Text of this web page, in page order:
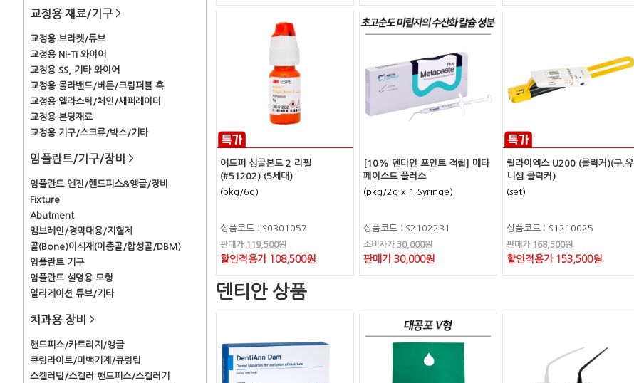
교정용 재료/기구 >
교정용 브라켓/튜브
교정용 Ni-Ti 와이어
교정용 SS, 기타 와이어
교정용 몰라밴드/버튼/크림퍼블 훅
교정용 엘라스틱/체인/세퍼레이터
교정용 본딩재료
교정용 기구/스크류/박스/기타
임플란트/기구/장비 >
임플란트 엔진/핸드피스&앵글/장비
Fixture
Abutment
멤브레인/경막대용/지혈제
골(Bone)이식재(이종골/합성골/DBM)
임플란트 기구
임플란트 설명용 모형
일리게이션 튜브/기타
치과용 장비 >
핸드피스/카트리지/앵글
큐링라이트/미백기계/큐링팁
스켈러팁/스켈러 핸드피스/스켈러기
어드퍼 싱글본드 2 리필
(#51202) (5세대)
(pkg/6g)
상품코드 : S0301057
판매가 119,500원
할인적용가 108,500원
[10% 덴티안 포인트 적립] 메타
페이스트 플러스
(pkg/2g x 1 Syringe)
상품코드 : S2102231
소비자가 30,000원
판매가 30,000원
릴라이엑스 U200 (클릭커)(구.유
니셈 클릭커)
(set)
상품코드 : S1210025
판매가 168,500원
할인적용가 153,500원
덴티안 상품